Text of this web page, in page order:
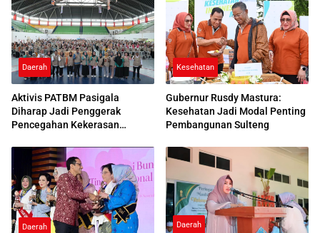
Daerah
Aktivis PATBM Pasigala
Diharap Jadi Penggerak
Pencegahan Kekerasan
Kesehatan
Gubernur Rusdy Mastura:
Kesehatan Jadi Modal Penting
Pembangunan Sulteng
Daerah Daerah